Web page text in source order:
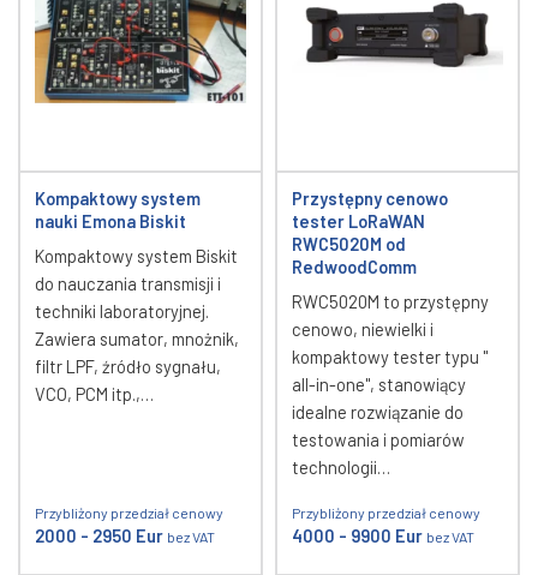
Kompaktowy system
nauki Emona Biskit
Kompaktowy system Biskit
do nauczania transmisji i
techniki laboratoryjnej.
Zawiera sumator, mnożnik,
filtr LPF, źródło sygnału,
VCO, PCM itp.,…
Przybliżony przedział cenowy
2000 - 2950 Eur bez VAT
Przystępny cenowo
tester LoRaWAN
RWC5020M od
RedwoodComm
RWC5020M to przystępny
cenowo, niewielki i
kompaktowy tester typu "
all-in-one", stanowiący
idealne rozwiązanie do
testowania i pomiarów
technologii…
Przybliżony przedział cenowy
4000 - 9900 Eur bez VAT